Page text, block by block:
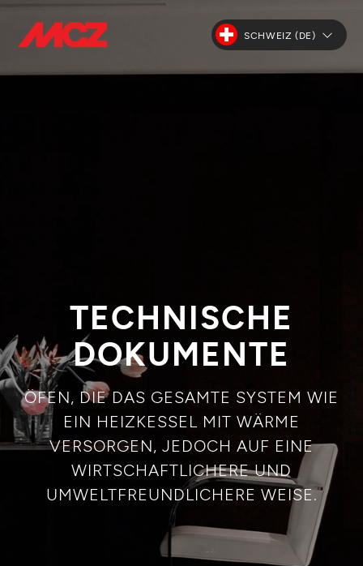
SCHWEIZ (DE)
TECHNISCHE
DOKUMENTE
ÖFEN, DIE DAS GESAMTE SYSTEM WIE
EIN HEIZKESSEL MIT WÄRME
VERSORGEN, JEDOCH AUF EINE
WIRTSCHAFTLICHERE UND
UMWELTFREUNDLICHERE WEISE.